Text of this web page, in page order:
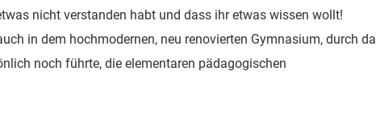
nicht verstanden habt und dass ihr etwas wissen wollt!
in dem hochmodernen, neu renovierten Gymnasium, durch
noch führte, die elementaren pädagogischen